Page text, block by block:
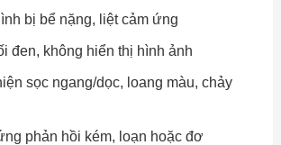
bị bể nặng, liệt cảm ứng
đen, không hiển thị hình ảnh
sọc ngang/dọc, loang màu, chảy
phản hồi kém, loạn hoặc đơ